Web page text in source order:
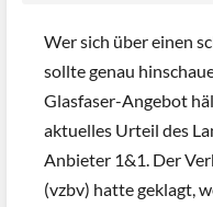
Wer sich über einen
sollte genau
Glasfaser-Angebot
aktuelles Urteil des
Anbieter 1&1. Der
(vzbv) hatte geklagt,